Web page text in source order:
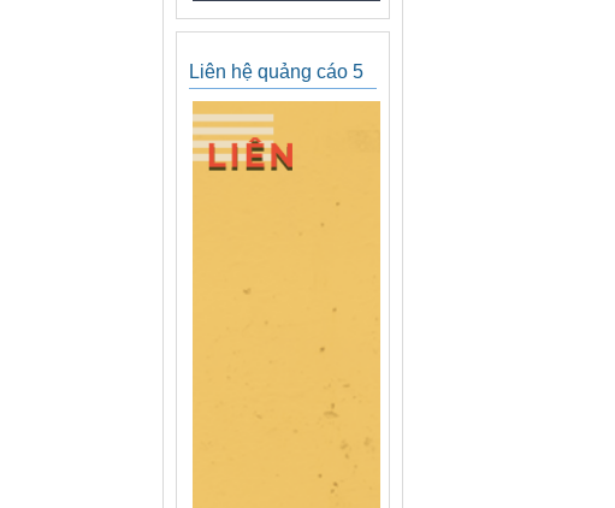
Liên hệ quảng cáo 5